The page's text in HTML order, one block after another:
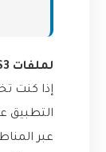
لملفات S3:
إذا كنت